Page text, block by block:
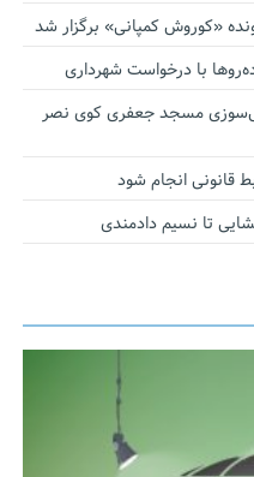
«کوروش کمپانی» برگزار شد
با درخواست شهرداری
مسجد جعفری کوی نصر
قانونی انجام شود
تا نسیم دادمندی